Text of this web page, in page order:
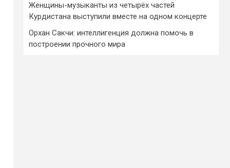
Женщины-музыканты из четырёх частей
Курдистана выступили вместе на одном концерте
Орхан Сакчи: интеллигенция должна помочь в
построении прочного мира